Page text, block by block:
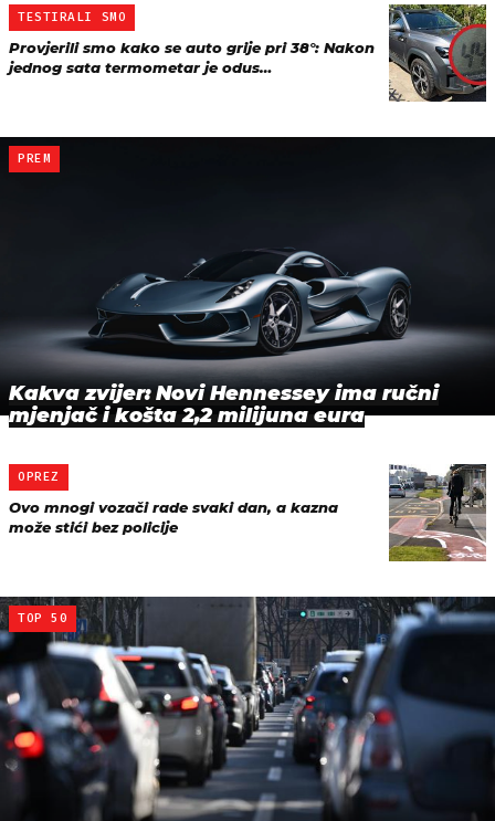
TESTIRALI SMO
Provjerili smo kako se auto grije pri 38°: Nakon
jednog sata termometar je odus…
PREM
Kakva zvijer: Novi Hennessey ima ručni
mjenjač i košta 2,2 milijuna eura
OPREZ
Ovo mnogi vozači rade svaki dan, a kazna
može stići bez policije
TOP 50